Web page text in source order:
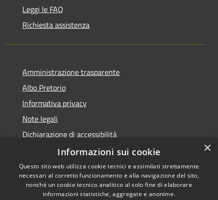
Leggi le FAQ
Richiesta assistenza
Amministrazione trasparente
Albo Pretorio
Informativa privacy
Note legali
Dichiarazione di accessibilità
Accessibilità
Comune convenzionato
Astigov
×
Informazioni sui cookie
Questo sito web utilizza cookie tecnici e assimilati strettamente
necessari al corretto funzionamento e alla navigazione del sito,
nonché un cookie tecnico analitico al solo fine di elaborare
informazioni statistiche, aggregate e anonime.